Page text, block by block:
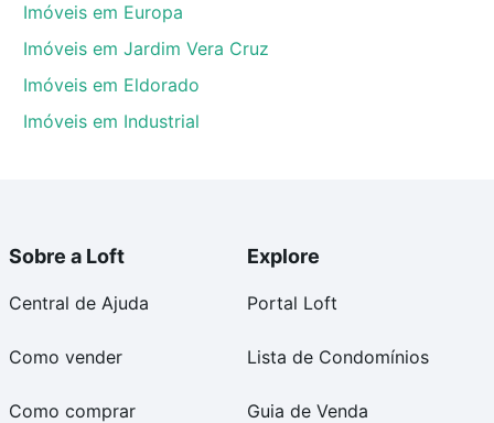
Imóveis em Europa
Imóveis em Jardim Vera Cruz
Imóveis em Eldorado
Imóveis em Industrial
Sobre a Loft
Central de Ajuda
Como vender
Como comprar
Explore
Portal Loft
Lista de Condomínios
Guia de Venda